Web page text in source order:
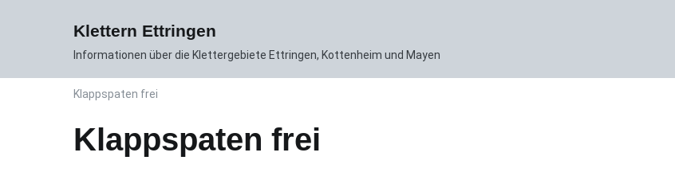
Klettern Ettringen
Informationen über die Klettergebiete Ettringen, Kottenheim und Mayen
Klappspaten frei
Klappspaten frei